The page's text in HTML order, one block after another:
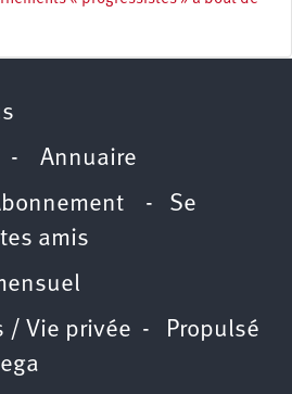
- Annuaire
- Se
amis
/ Vie privée - Propulsé